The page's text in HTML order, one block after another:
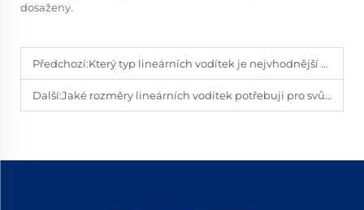
dosaženy.
Předchozí:Který typ lineárních vodítek je nejvhodnější pro CNC stroje?
Další:Jaké rozměry lineárních vodítek potřebuji pro svůj konkrétní případ použití?